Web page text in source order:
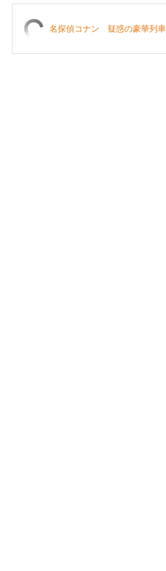
名探偵コナン 疑惑の豪華列